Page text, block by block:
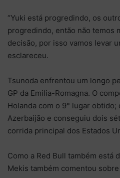
“Yuki está progredindo, os
progredindo, então não temos
decisão, por isso vamos levar
esclareceu.
Tsunoda enfrentou um longo
GP da Emilia-Romagna. O
Holanda com o 9° lugar
Azerbaijão e conseguiu dois
corrida principal dos Estados
Como a Red Bull também está
Mekis também comentou